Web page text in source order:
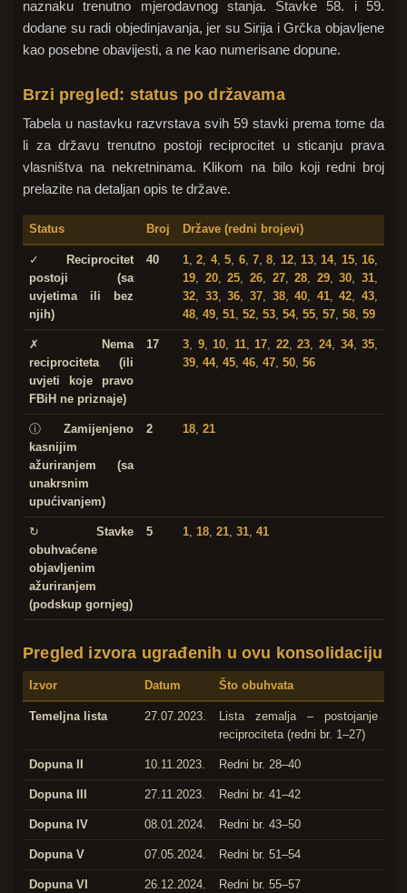
naznaku trenutno mjerodavnog stanja. Stavke 58. i 59.
dodane su radi objedinjavanja, jer su Sirija i Grčka objavljene
kao posebne obavijesti, a ne kao numerisane dopune.
Brzi pregled: status po državama
Tabela u nastavku razvrstava svih 59 stavki prema tome da
li za državu trenutno postoji reciprocitet u sticanju prava
vlasništva na nekretninama. Klikom na bilo koji redni broj
prelazite na detaljan opis te države.
Status Broj Države (redni brojevi)
✓
Reciprocitet
postoji (sa
uvjetima ili bez
njih)
40 1 ,2 4,5 6, 7,8 12, 13 14, 15, 16
19
20,25 26, 27,28 29,30 31
32
33,36 37, 38,40 41,42 43
48 49 51 52 53 54, 55 57 58 59
✗
Nema
reciprociteta (ili
uvjeti koje pravo
FBiH ne priznaje)
17 3 9, 10 11, 17 22,23 24, 34,35
39 44, 45 46 47 50 56
ⓘ
Zamijenjeno
kasnijim
ažuriranjem (sa
unakrsnim
upućivanjem)
2 18 21
↻
Stavke
obuhvaćene
objavljenim
ažuriranjem
(podskup gornjeg)
5 1 18 21 31 41
Pregled izvora ugrađenih u ovu konsolidaciju
Izvor Datum Što obuhvata
Temeljna lista 27.07.2023.
Lista zemalja – postojanje
reciprociteta (redni br. 1–27)
Dopuna II 10.11.2023. Redni br. 28–40
Dopuna III 27.11.2023. Redni br. 41–42
Dopuna IV 08.01.2024. Redni br. 43–50
Dopuna V 07.05.2024. Redni br. 51–54
Dopuna VI 26.12.2024. Redni br. 55–57